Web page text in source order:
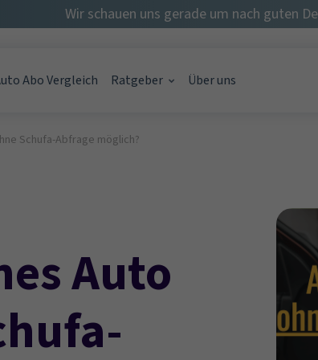
Wir schauen uns gerade um nach guten
Abo Vergleich Ratgeber Über uns
möglich?
Schufa-Abfrage möglich?
Auto